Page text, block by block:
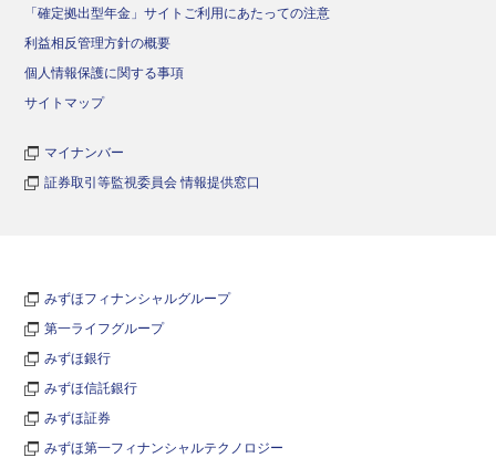
「確定拠出型年金」サイトご利用にあたっての注意
利益相反管理方針の概要
個人情報保護に関する事項
サイトマップ
マイナンバー
証券取引等監視委員会 情報提供窓口
みずほフィナンシャルグループ
第一ライフグループ
みずほ銀行
みずほ信託銀行
みずほ証券
みずほ第一フィナンシャルテクノロジー